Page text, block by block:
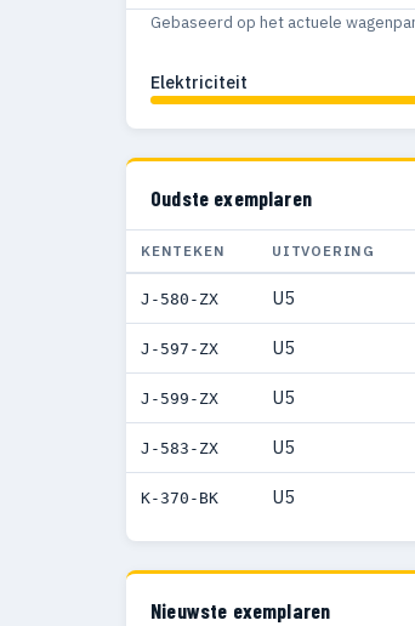
Gebaseerd op het actuele
Elektriciteit
Oudste exemplaren
KENTEKEN UITVOERING
J-580-ZX U5
J-597-ZX U5
J-599-ZX U5
J-583-ZX U5
K-370-BK U5
Nieuwste exemplaren